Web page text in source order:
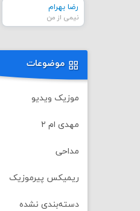
رضا بهرام
نیمی از من
موضوعات
موزیک ویدیو
مهدی ام ۲
مداحی
ریمیکس پیرموزیک
دسته‌بندی نشده